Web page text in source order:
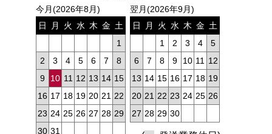
今月(2026年8月)
日
月 火 水 木 金 土
1
2
3 4 5 6 7
8
9
10 11 12 13 14 15
16 17 18 19 20 21 22
23 24 25 26 27 28 29
30 31
翌月(2026年9月)
日
月 火 水 木 金 土
1
2 3 4
5
6
7 8 9 10 11
12
13 14 15 16 17 18 19
20 21 22 23 24 25 26
27 28 29 30